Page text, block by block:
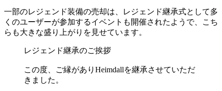
一部のレジェンド装備の売却は、レジェンド継承式として多
くのユーザーが参加するイベントも開催されたようで、こち
らも大きな盛り上がりを見せています。
レジェンド継承のご挨拶
この度、ご縁がありHeimdallを継承させていただ
きました。